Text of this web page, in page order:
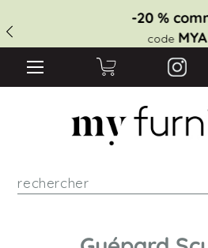
-20 % commande
MYAUG20